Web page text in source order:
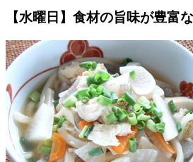
【水曜日】食材の旨味が豊富